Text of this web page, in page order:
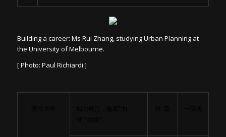
Building a career: Ms Rui Zhang, studying Urban Planning at
the University of Melbourne.
[ Photo: Paul Richiardi ]